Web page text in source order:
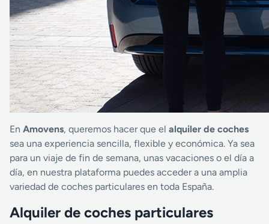
En Amovens, queremos hacer que el alquiler de coches
sea una experiencia sencilla, flexible y económica. Ya sea
para un viaje de fin de semana, unas vacaciones o el día a
día, en nuestra plataforma puedes acceder a una amplia
variedad de coches particulares en toda España.
Alquiler de coches particulares